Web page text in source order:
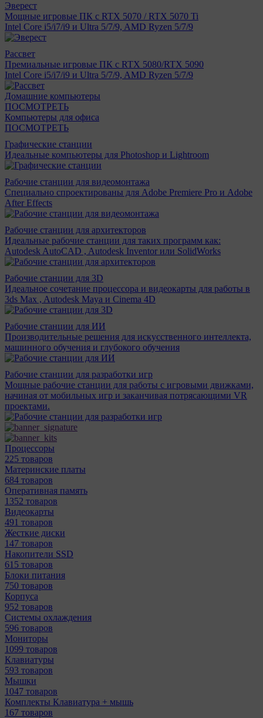
Эверест
Мощные игровые ПК с RTX 5070 / RTX 5070 Ti
Intel Core i5/i7/i9 и Ultra 5/7/9, AMD Ryzen 5/7/9
Рассвет
Премиальные игровые ПК с RTX 5080/RTX 5090
Intel Core i5/i7/i9 и Ultra 5/7/9, AMD Ryzen 5/7/9
Домашние компьютеры
ПОСМОТРЕТЬ
Компьютеры для офиса
ПОСМОТРЕТЬ
Графические станции
Идеальные компьютеры для Photoshop и Lightroom
Рабочие станции для видеомонтажа
Специально спроектированы для Adobe Premiere Pro и Adobe
After Effects
Рабочие станции для архитекторов
Идеальные рабочие станции для таких программ как:
Autodesk AutoCAD , Autodesk Inventor или SolidWorks
Рабочие станции для 3D
Идеальное сочетание процессора и видеокарты для работы в
3ds Max , Autodesk Maya и Cinema 4D
Рабочие станции для ИИ
Производительные решения для искусственного интеллекта,
машинного обучения и глубокого обучения
Рабочие станции для разработки игр
Мощные рабочие станции для работы с игровыми движками,
начиная от мобильных игр и заканчивая потрясающими VR
проектами.
Процессоры
225 товаров
Материнcкие платы
684 товаров
Оперативная память
1352 товаров
Видеокарты
491 товаров
Жесткие диски
147 товаров
Накопители SSD
615 товаров
Блоки питания
750 товаров
Корпуса
952 товаров
Системы охлаждения
596 товаров
Мониторы
1099 товаров
Клавиатуры
593 товаров
Мышки
1047 товаров
Комплекты Клавиатура + мышь
167 товаров